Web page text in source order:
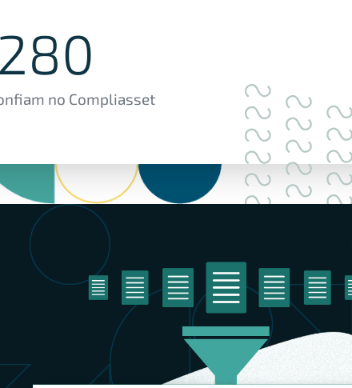
no Compliasset
280